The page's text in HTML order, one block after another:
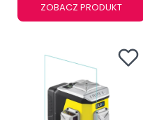
ZOBACZ PRODUKT